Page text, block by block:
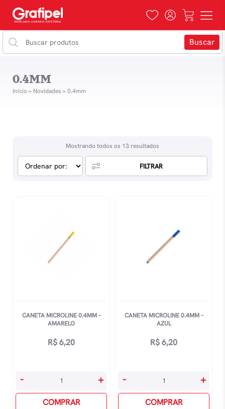
0.4MM
Início» Novidades » 0.4mm
Mostrando todos os 13 resultados
FILTRAR
CANETA MICROLINE 0.4MM –
AMARELO
R$6,20
Caneta
- +
COMPRAR
CANETA MICROLINE 0.4MM –
AZUL
R$6,20
Caneta
- +
COMPRAR